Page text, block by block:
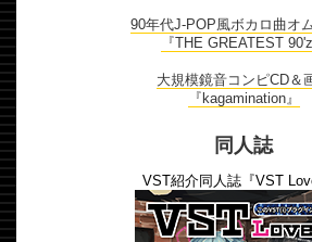
90年代J-POP風ボカロ曲オ
『THE GREATEST 90'z
大規模鏡音コンピCD＆
『kagamination』
同人誌
VST紹介同人誌『VST